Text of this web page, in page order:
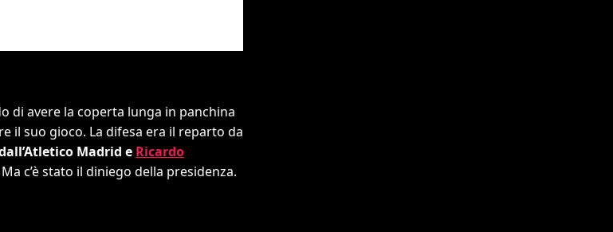
di avere la coperta lunga in panchina
il suo gioco. La difesa era il reparto da
Madrid e Ricardo
c’è stato il diniego della presidenza.